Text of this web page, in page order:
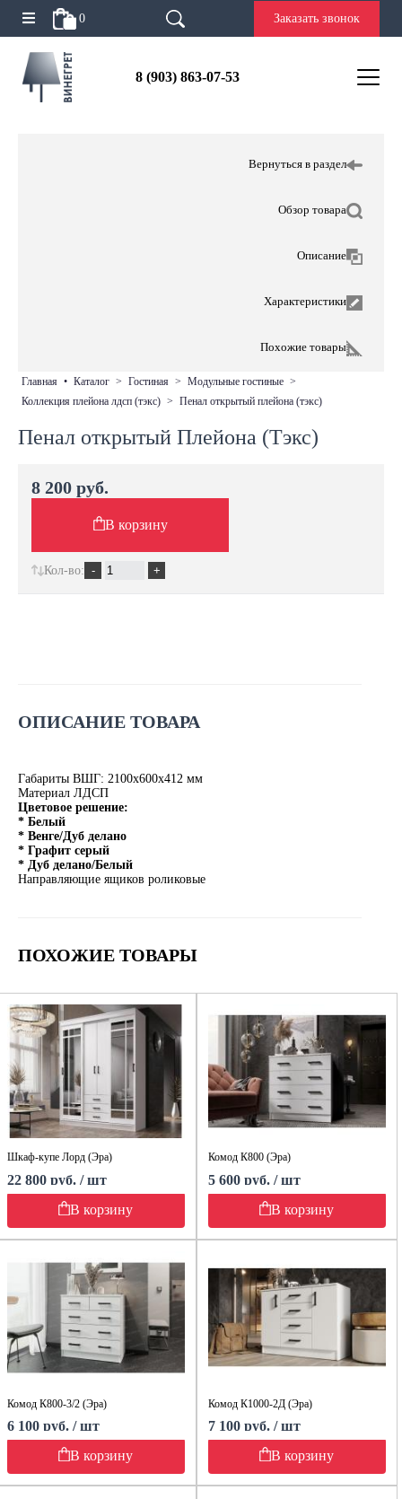
0 Заказать звонок
8 (903) 863-07-53
Вернуться в раздел
Обзор товара
Описание
Характеристики
Похожие товары
главная • каталог > гостиная > модульные гостиные >
коллекция плейона лдсп (тэкс) > пенал открытый плейона (тэкс)
Пенал открытый Плейона (Тэкс)
ОПИСАНИЕ ТОВАРА
Габариты ВШГ: 2100х600х412 мм
Материал ЛДСП
Цветовое решение:
* Белый
* Венге/Дуб делано
* Графит серый
* Дуб делано/Белый
Направляющие ящиков роликовые
ПОХОЖИЕ ТОВАРЫ
Шкаф-купе Лорд (Эра)
22 800 руб. / шт
В корзину
Комод К800 (Эра)
5 600 руб. / шт
В корзину
Комод К800-3/2 (Эра)
6 100 руб. / шт
В корзину
Комод К1000-2Д (Эра)
7 100 руб. / шт
В корзину
8 200 руб.
В корзину
Кол-во: